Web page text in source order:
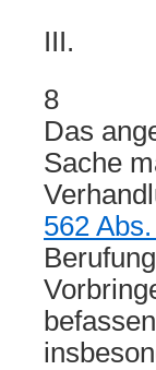
III.
8
Das
Sache
562